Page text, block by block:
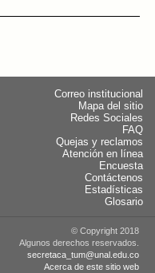
Correo institucional
Mapa del sitio
Redes Sociales
FAQ
Quejas y reclamos
Atención en línea
Encuesta
Contáctenos
Estadísticas
Glosario
© Copyright 2018
Algunos derechos reservados.
secretaca_tum@unal.edu.co
Acerca de este sitio web